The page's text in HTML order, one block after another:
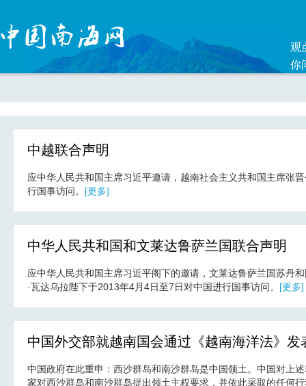
观
你
中越联合声明
应中华人民共和国主席习近平邀请，越南社会主义共和国主席张
行国事访问。 [更多]
中华人民共和国和文莱达鲁萨兰国联合声明
应中华人民共和国主席习近平阁下的邀请，文莱达鲁萨兰国苏丹
·瓦达乌拉陛下于2013年4月4日至7日对中国进行国事访问。 [更多]
中国外交部就越南国会通过《越南海洋法》发
中国政府在此重申：西沙群岛和南沙群岛是中国领土。中国对上
家对西沙群岛和南沙群岛提出领土主权要求，并依此采取的任何